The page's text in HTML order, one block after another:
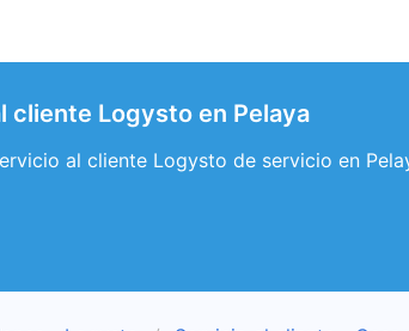
cliente Logysto en Pelaya
al cliente Logysto de servicio en